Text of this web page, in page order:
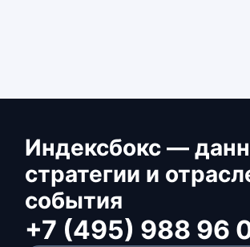
Индексбокс —
стратегии и
события
+7 (495) 988 96